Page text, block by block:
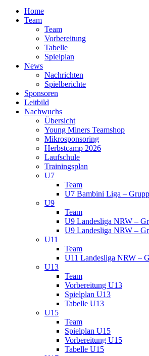
Home
Team
Team
Vorbereitung
Tabelle
Spielplan
News
Nachrichten
Spielberichte
Sponsoren
Leitbild
Nachwuchs
Übersicht
Young Miners Teamshop
Mikrosponsoring
Herbstcamp 2026
Laufschule
Trainingsplan
U7
Team
U7 Bambini Liga –
U9
Team
U9 Landesliga NRW –
U9 Landesliga NRW –
U11
Team
U11 Landesliga NRW –
U13
Team
Vorbereitung U13
Spielplan U13
Tabelle U13
U15
Team
Spielplan U15
Vorbereitung U15
Tabelle U15